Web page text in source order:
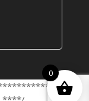
0
/***